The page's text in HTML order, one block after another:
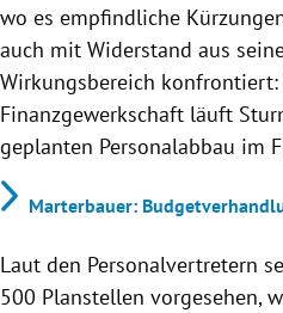
wo es empfindliche
auch mit Widerstand aus
Wirkungsbereich konfrontiert:
Finanzgewerkschaft läuft
geplanten Personalabbau im
Marterbauer:
Laut den Personalvertretern
500 Planstellen vorgesehen,